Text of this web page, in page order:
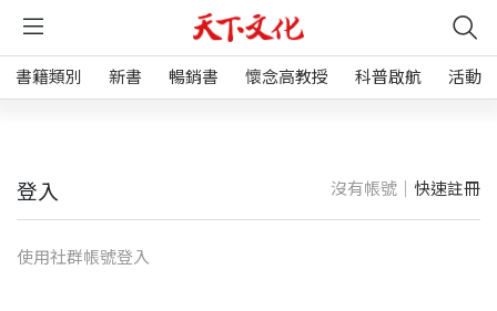
書籍類別 新書 暢銷書 懷念高教授 科普啟航 活動
登入 沒有帳號｜ 快速註冊
使⽤社群帳號登入